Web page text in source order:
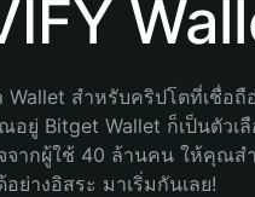
Wallet สำหรับคริปโตที่เชื่อถื
อยู่ Bitget Wallet ก็เป็นตัว
จากผู้ใช้ 40 ล้านคน ให้คุณส
ย่างอิสระ มาเริ่มกันเลย!